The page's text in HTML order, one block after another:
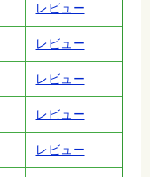
レビュー
レビュー
レビュー
レビュー
レビュー